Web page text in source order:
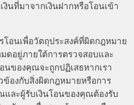
นที่มาจากเงินฝากหรือโอนเข้า
อนเพื่อวัตถุประสงค์ที่ผิดกฎหมาย
ดอยู่ภายใต้การตรวจสอบและ
นของคุณจะถูกปฏิเสธหากเรา
ข้องกับสิ่งผิดกฎหมายหรือการ
และผู้รับเงินโอนของคุณต้องรับ